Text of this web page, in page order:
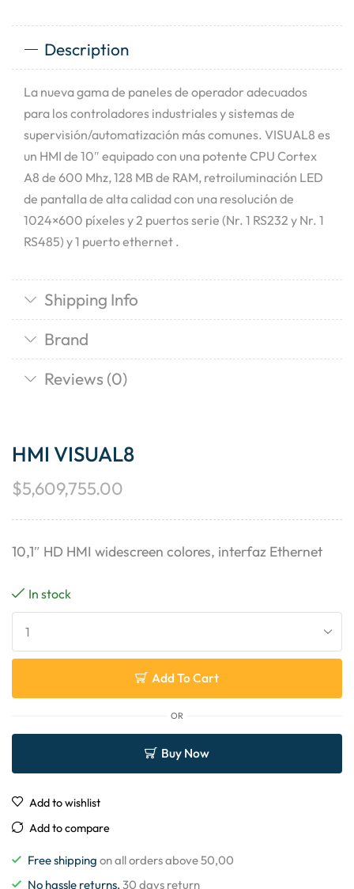
Description
La nueva gama de paneles de operador adecuados
para los controladores industriales y sistemas de
supervisión/automatización más comunes. VISUAL8 es
un HMI de 10″ equipado con una potente CPU Cortex
A8 de 600 Mhz, 128 MB de RAM, retroiluminación LED
de pantalla de alta calidad con una resolución de
1024×600 píxeles y 2 puertos serie (Nr. 1 RS232 y Nr. 1
RS485) y 1 puerto ethernet .
Shipping Info
Brand
Reviews (0)
HMI VISUAL8
$5,609,755.00
10,1″ HD HMI widescreen colores, interfaz Ethernet
In stock
Add To Cart
OR
Buy Now
Add to wishlist
Add to compare
Free shipping on all orders above 50,00
No hassle returns, 30 days return